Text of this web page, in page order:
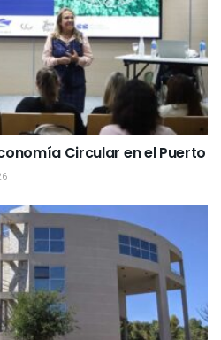
Circular en el Puerto